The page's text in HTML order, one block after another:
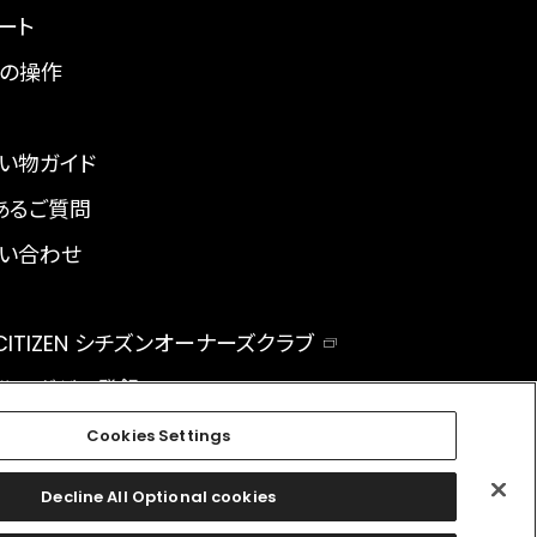
ト
操作
物ガイド
るご質問
合わせ
シチズンオーナーズクラブ
マガジン登録
facebookinstagramtwitter
Cookies Settings
Decline All Optional cookies